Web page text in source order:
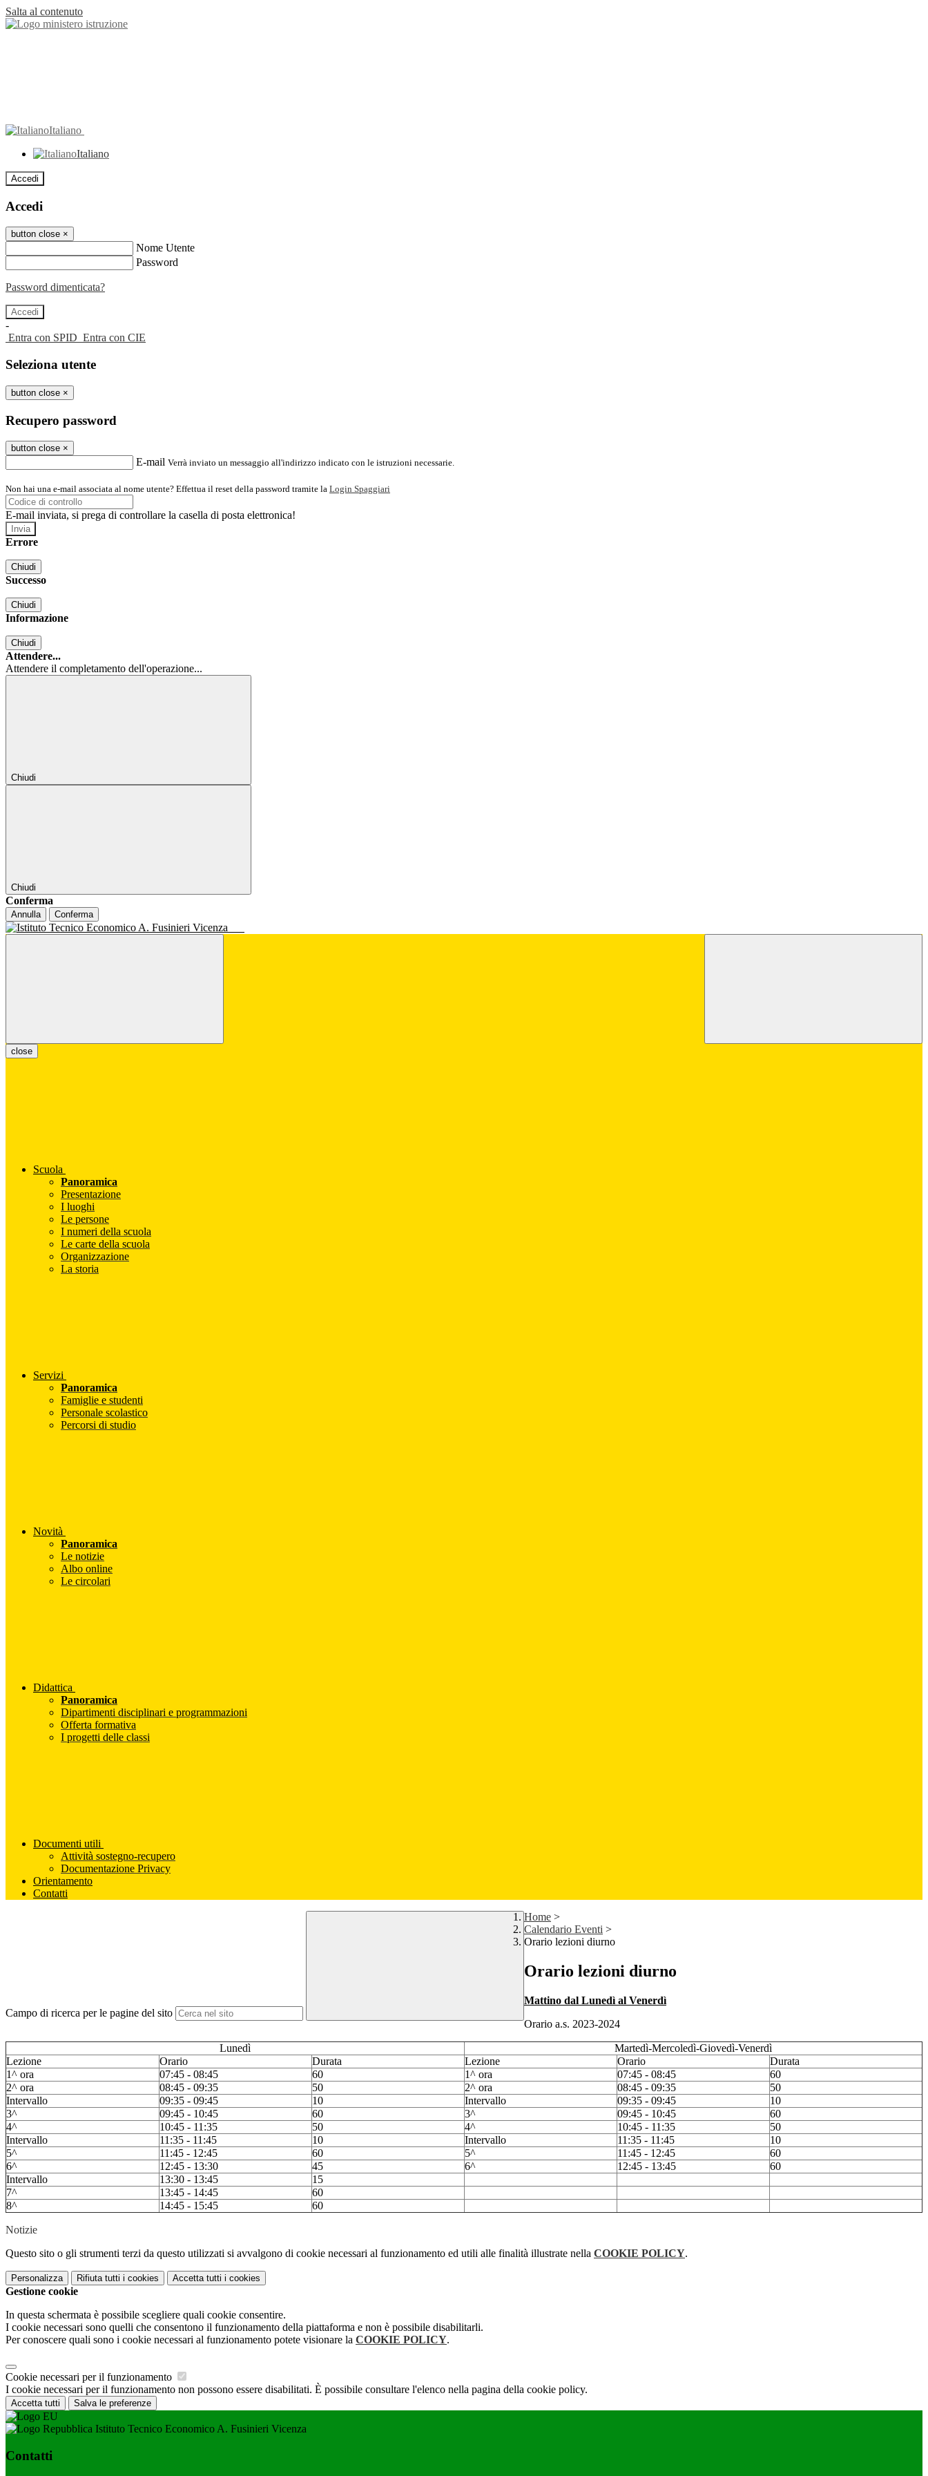
Salta al contenuto
Italiano
Italiano
Accedi
Accedi
button close ×
Nome Utente
Password
Password dimenticata?
-
Entra con SPID Entra con CIE
Seleziona utente
button close ×
Recupero password
button close ×
E-mail Verrà inviato un messaggio all'indirizzo indicato con le istruzioni necessarie.
Non hai una e-mail associata al nome utente? Effettua il reset della password tramite la Login Spaggiari
E-mail inviata, si prega di controllare la casella di posta elettronica!
Errore
Chiudi
Successo
Chiudi
Informazione
Chiudi
Attendere...
Attendere il completamento dell'operazione...
Chiudi
Chiudi
Conferma
Annulla Conferma
close
Scuola
Panoramica
Presentazione
I luoghi
Le persone
I numeri della scuola
Le carte della scuola
Organizzazione
La storia
Servizi
Panoramica
Famiglie e studenti
Personale scolastico
Percorsi di studio
Novità
Panoramica
Le notizie
Albo online
Le circolari
Didattica
Panoramica
Dipartimenti disciplinari e programmazioni
Offerta formativa
I progetti delle classi
Documenti utili
Attività sostegno-recupero
Documentazione Privacy
Orientamento
Contatti
Campo di ricerca per le pagine del sito
Home >
Calendario Eventi >
Orario lezioni diurno
Orario lezioni diurno
Mattino dal Lunedì al Venerdì
Orario a.s. 2023-2024
Lunedì
Martedì-Mercoledì-Giovedì-Venerdì
Lezione
Orario Durata Lezione Orario
Durata
1^ ora
07:45 - 08:45 60 1^ ora 07:45 - 08:45
60
2^ ora
08:45 - 09:35 50 2^ ora 08:45 - 09:35
50
Intervallo
09:35 - 09:45 10 Intervallo 09:35 - 09:45
10
3^
09:45 - 10:45 60 3^ 09:45 - 10:45
60
4^
10:45 - 11:35 50 4^ 10:45 - 11:35
50
Intervallo
11:35 - 11:45 10 Intervallo 11:35 - 11:45
10
5^
11:45 - 12:45 60 5^ 11:45 - 12:45
60
6^
12:45 - 13:30 45 6^ 12:45 - 13:45
60
Intervallo
13:30 - 13:45
15
7^
13:45 - 14:45
60
8^
14:45 - 15:45 60
Notizie
Questo sito o gli strumenti terzi da questo utilizzati si avvalgono di cookie necessari al funzionamento ed utili alle finalità illustrate nella COOKIE POLICY.
Personalizza Rifiuta tutti i cookies Accetta tutti i cookies
Gestione cookie
In questa schermata è possibile scegliere quali cookie consentire.
I cookie necessari sono quelli che consentono il funzionamento della piattaforma e non è possibile disabilitarli.
Per conoscere quali sono i cookie necessari al funzionamento potete visionare la COOKIE POLICY.
Cookie necessari per il funzionamento
I cookie necessari per il funzionamento non possono essere disabilitati. È possibile consultare l'elenco nella pagina della cookie policy.
Accetta tutti Salva le preferenze
Istituto Tecnico Economico A. Fusinieri Vicenza
Contatti